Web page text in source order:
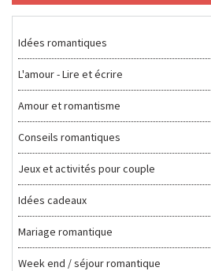
Idées romantiques
L'amour - Lire et écrire
Amour et romantisme
Conseils romantiques
Jeux et activités pour couple
Idées cadeaux
Mariage romantique
Week end / séjour romantique